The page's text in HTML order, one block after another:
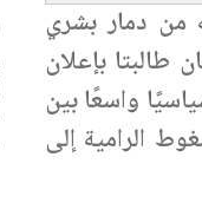
من دمار بشري
طالبتا بإعلان
واسعًا بين
الرامية إلى